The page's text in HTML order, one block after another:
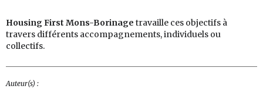
Housing First Mons-Borinage travaille ces objectifs à
travers différents accompagnements, individuels ou
collectifs.
Auteur(s) :